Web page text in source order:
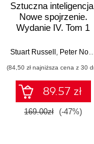
Sztuczna
Nowe spojrzenie.
Wydanie IV. Tom 1
Stuart Russell , Peter Norvig
(84,50 zł najniższa cena z 30
89.57 zł
169.00zł (-47%)